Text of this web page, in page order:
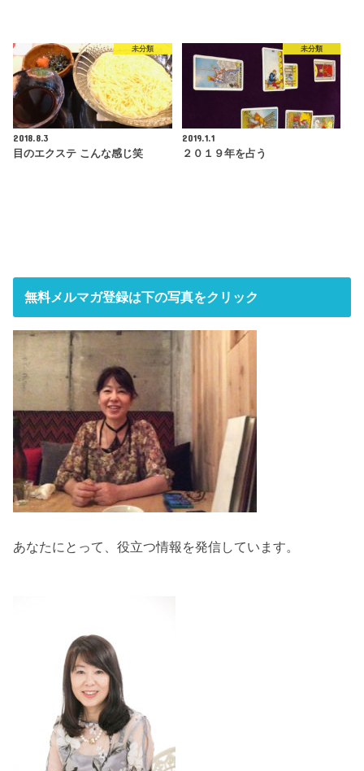
未分類
2018.8.3
目のエクステ こんな感じ笑
未分類
2019.1.1
２０１９年を占う
無料メルマガ登録は下の写真をクリック
あなたにとって、役立つ情報を発信しています。